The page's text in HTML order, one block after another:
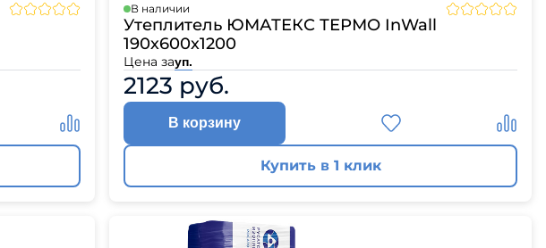
В наличии
Утеплитель ЮМАТЕКС ТЕРМО InWall
190х600х1200
Цена зауп.
2123 руб.
В корзину
Купить в 1 клик